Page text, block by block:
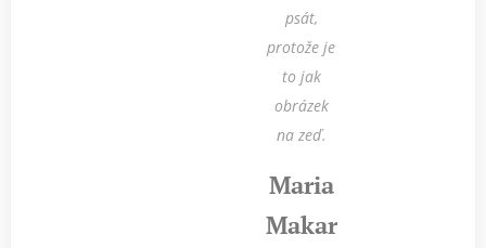
psát,
protože je
to jak
obrázek
na zeď.
Maria
Makar